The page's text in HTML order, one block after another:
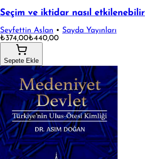
Seçim ve iktidar nasıl etkilenebilir
Seyfettin Aslan • Sayda Yayınları
₺374,00₺440,00
Sepete Ekle